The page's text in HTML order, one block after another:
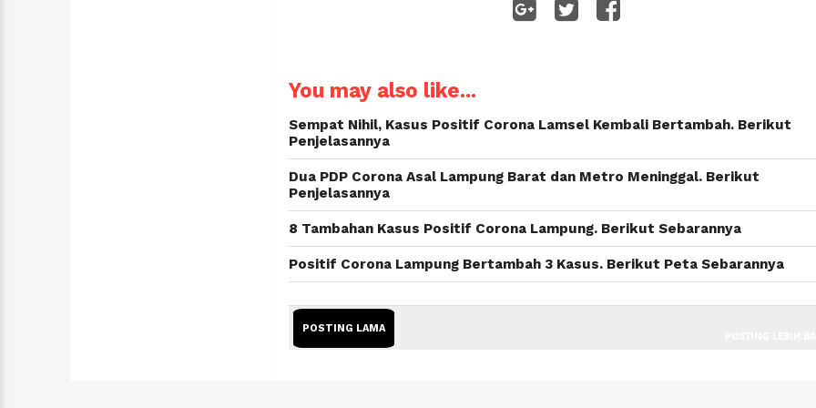
You may also like...
Sempat Nihil, Kasus Positif Corona Lamsel Kembali Bertambah. Berikut
Penjelasannya
Dua PDP Corona Asal Lampung Barat dan Metro Meninggal. Berikut
Penjelasannya
8 Tambahan Kasus Positif Corona Lampung. Berikut Sebarannya
Positif Corona Lampung Bertambah 3 Kasus. Berikut Peta Sebarannya
POSTING LAMA